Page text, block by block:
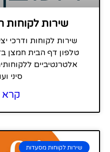
שירות לקוחות
שירות לקוחות ודרכי
טלפון דף הבית חמצן
אלטרנטיביים
סיני
קרא
שירות לקוחות מסעדות